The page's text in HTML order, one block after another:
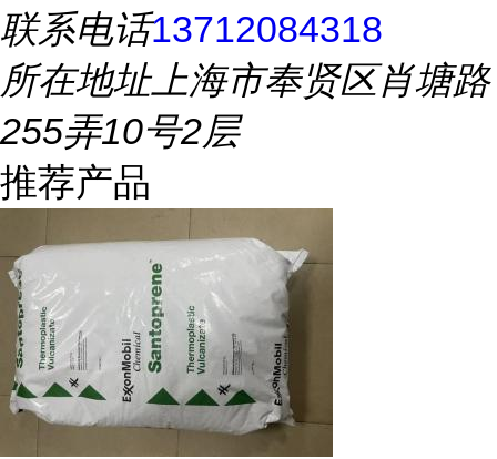
联系电话13712084318
所在地址上海市奉贤区肖塘路
255弄10号2层
推荐产品